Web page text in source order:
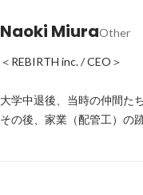
Naoki MiuraOther
＜REBIRTH inc. / CEO＞
大学中退後、当時の仲間た
その後、家業（配管工）の